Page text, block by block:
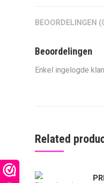
BEOORDELINGEN
Beoordelingen
Enkel ingelogde
Related